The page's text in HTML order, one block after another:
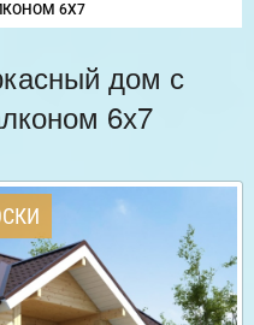
6Х7
дом с
6х7